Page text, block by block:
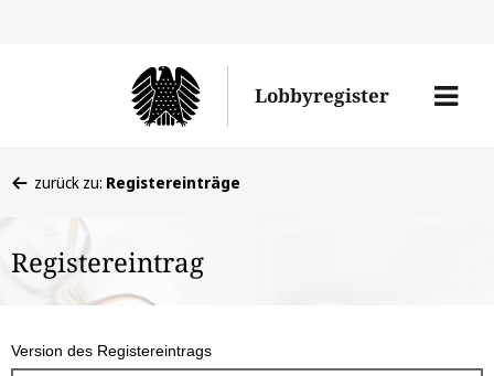
Lobbyregister
Menü
befinden
hier:
zurück zu: Registereinträge
Registereintrag
Version des Registereintrags